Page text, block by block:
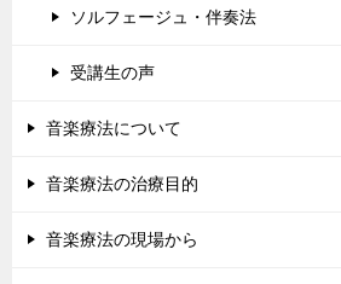
ソルフェージュ・伴奏法
受講生の声
音楽療法について
音楽療法の治療目的
音楽療法の現場から